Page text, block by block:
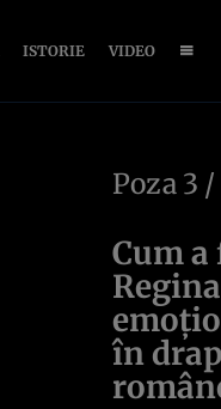
ISTORIE VIDEO
Poza 3 /
Cum
în